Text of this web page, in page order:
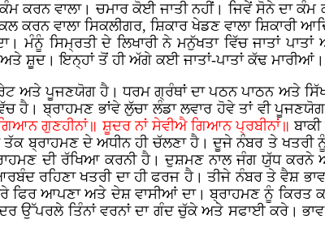
ਵਾਲਾ। ਚਮਾਰ ਕੋਈ ਜਾਤੀ ਨਹੀਂ। ਜਿਵੇਂ ਸੋਨੇ ਦਾ ਕੰਮ
ਕਰਨ ਵਾਲਾ ਸਿਕਲੀਗਰ, ਸ਼ਿਕਾਰ ਖੇਡਣ ਵਾਲਾ ਸ਼ਿਕਾਰੀ
ਸਿਮ੍ਰਤੀ ਦੇ ਲਿਖਾਰੀ ਨੇ ਮਨੁੱਖਤਾ ਵਿੱਚ ਜਾਤਾਂ
ਸ਼ੂਦ। ਇਨ੍ਹਾਂ ਤੋਂ ਹੀ ਅੱਗੇ ਕਈ ਜਾਤਾਂ-ਪਾਤਾਂ ਕੱਢ ਮਾਰੀਆਂ।
ਪੂਜਣਯੋਗ ਹੈ। ਧਰਮ ਗ੍ਰੰਥਾਂ ਦਾ ਪਠਨ ਪਾਠਨ ਅਤੇ
ਬ੍ਰਾਹਮਣ ਭਾਂਵੇ ਲੁੱਚਾ ਲੰਡਾ ਲਵਾਰ ਹੋਵੇ ਤਾਂ ਵੀ
ਗੁਣਹੀਨਾਂ॥ ਸ਼ੂਦਰ ਨਾਂ ਸੇਵੀਐ ਗਿਆਨ ਪ੍ਰਬੀਨਾਂ॥
ਬ੍ਰਾਹਮਣ ਦੇ ਅਧੀਨ ਹੀ ਚੱਲਣਾ ਹੈ। ਦੂਜੇ ਨੰਬਰ ਤੇ
ਦੀ ਰੱਖਿਆ ਕਰਨੀ ਹੈ। ਦੁਸ਼ਮਣ ਨਾਲ ਜੰਗ ਯੁੱਧ ਕਰਨੇ
ਰਹਿਣਾ ਖਤਰੀ ਦਾ ਹੀ ਫਰਜ ਹੈ। ਤੀਜੇ ਨੰਬਰ ਤੇ ਵੈਸ਼
ਫਿਰ ਆਪਣਾ ਅਤੇ ਦੇਸ਼ ਵਾਸੀਆਂ ਦਾ। ਬ੍ਰਾਹਮਣ ਨੂੰ ਕਿਰਤ
ਤਿੰਨਾਂ ਵਰਨਾਂ ਦਾ ਗੰਦ ਚੁੱਕੇ ਅਤੇ ਸਫਾਈ ਕਰੇ। ਭਾਵ